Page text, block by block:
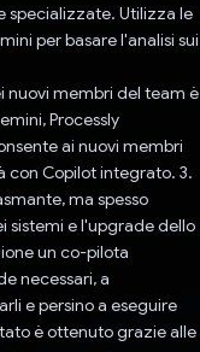
specializzate. Utilizza le
per basare l'analisi sui
nuovi membri del team è
Processly
ai nuovi membri
Copilot integrato. 3.
ma spesso
sistemi e l'upgrade dello
un co-pilota
necessari, a
e persino a eseguire
è ottenuto grazie alle